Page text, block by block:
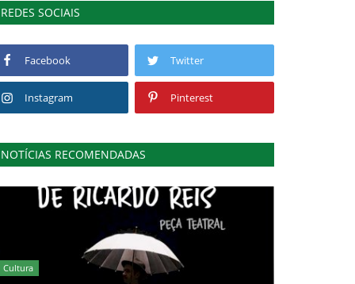
REDES SOCIAIS
Facebook Twitter
Instagram Pinterest
NOTÍCIAS RECOMENDADAS
Cultura